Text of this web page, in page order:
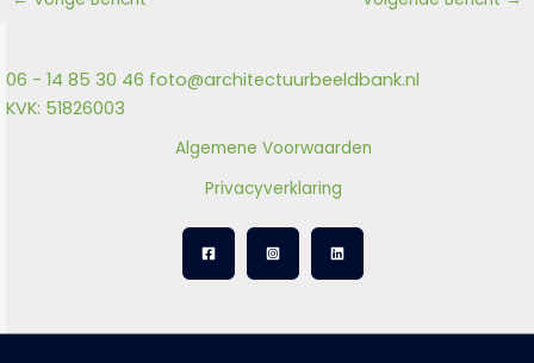
06 - 14 85 30 46 foto@architectuurbeeldbank.nl
KVK: 51826003
Algemene Voorwaarden
Privacyverklaring